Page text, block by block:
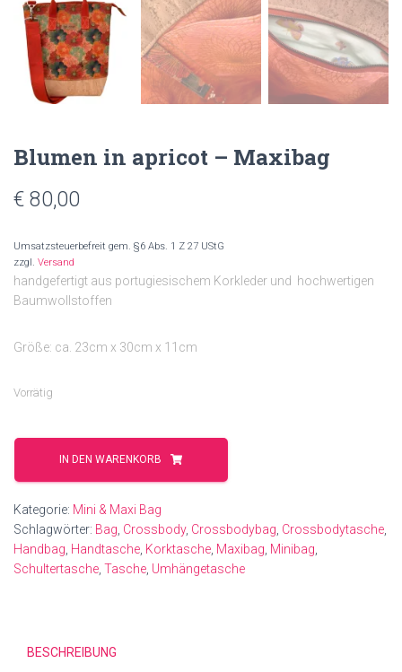
Blumen in apricot – Maxibag
€ 80,00
Umsatzsteuerbefreit gem. §6 Abs. 1 Z 27 UStG
zzgl. Versand
handgefertigt aus portugiesischem Korkleder und hochwertigen
Baumwollstoffen
Größe: ca. 23cm x 30cm x 11cm
Vorrätig
Blumen
apricot
Maxibag
Menge
IN DEN WARENKORB
Kategorie: Mini & Maxi Bag
Schlagwörter: Bag Crossbody, Crossbodybag Crossbodytasche
Handbag Handtasche Korktasche Maxibag Minibag
Schultertasche Tasche Umhängetasche
BESCHREIBUNG